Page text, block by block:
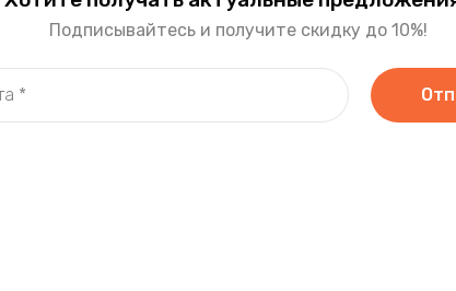
Подписывайтесь и получите скидку до 10%!